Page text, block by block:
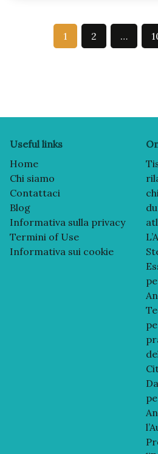
1 2 …
Useful links
Home
Chi siamo
Contattaci
Blog
Informativa sulla privacy
Termini of Use
Informativa sui cookie